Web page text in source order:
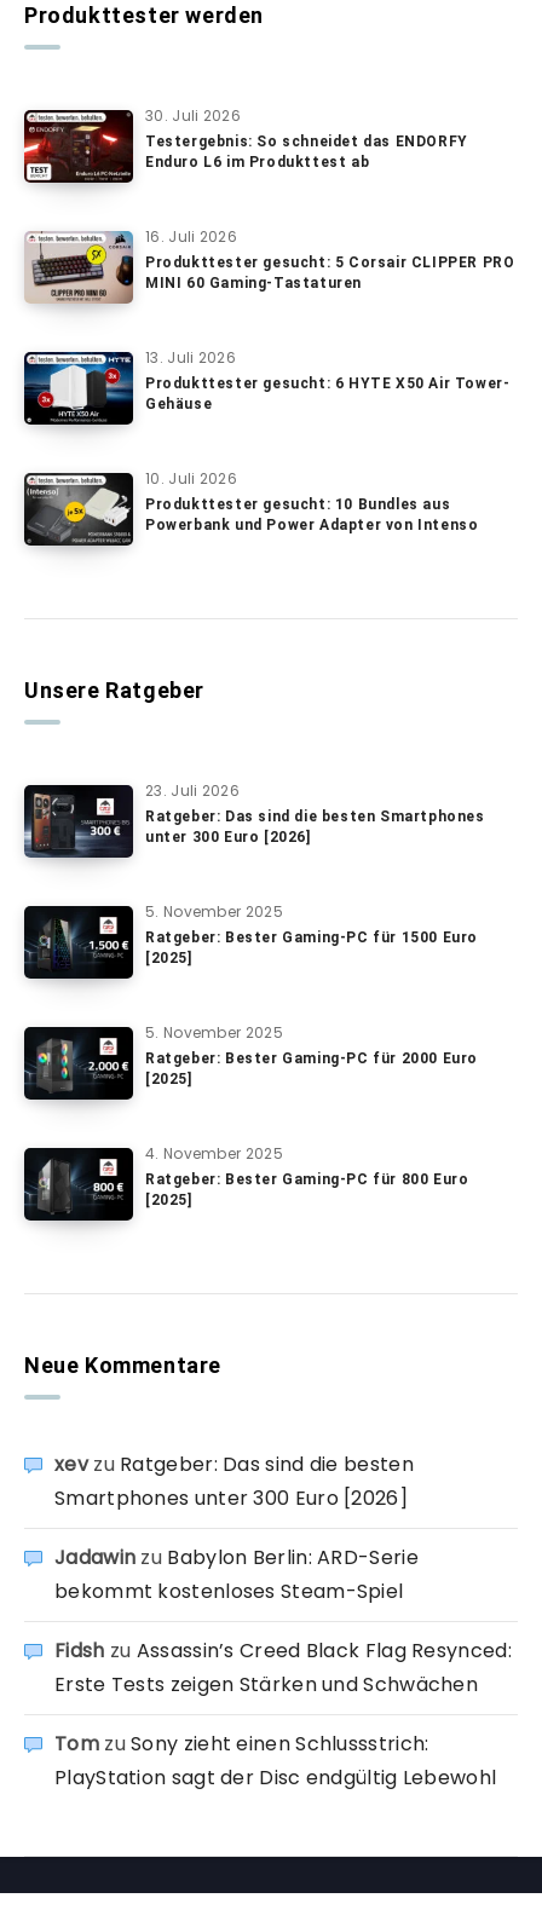
Produkttester werden
30. Juli 2026
Testergebnis: So schneidet das ENDORFY
Enduro L6 im Produkttest ab
16. Juli 2026
Produkttester gesucht: 5 Corsair CLIPPER PRO
MINI 60 Gaming-Tastaturen
13. Juli 2026
Produkttester gesucht: 6 HYTE X50 Air Tower-
Gehäuse
10. Juli 2026
Produkttester gesucht: 10 Bundles aus
Powerbank und Power Adapter von Intenso
Unsere Ratgeber
23. Juli 2026
Ratgeber: Das sind die besten Smartphones
unter 300 Euro [2026]
5. November 2025
Ratgeber: Bester Gaming-PC für 1500 Euro
[2025]
5. November 2025
Ratgeber: Bester Gaming-PC für 2000 Euro
[2025]
4. November 2025
Ratgeber: Bester Gaming-PC für 800 Euro
[2025]
Neue Kommentare
xevzu Ratgeber: Das sind die besten
Smartphones unter 300 Euro [2026]
Jadawin zu Babylon Berlin: ARD-Serie
bekommt kostenloses Steam-Spiel
Fidsh zu Assassin’s Creed Black Flag Resynced:
Erste Tests zeigen Stärken und Schwächen
TomzuSony zieht einen Schlussstrich:
PlayStation sagt der Disc endgültig Lebewohl